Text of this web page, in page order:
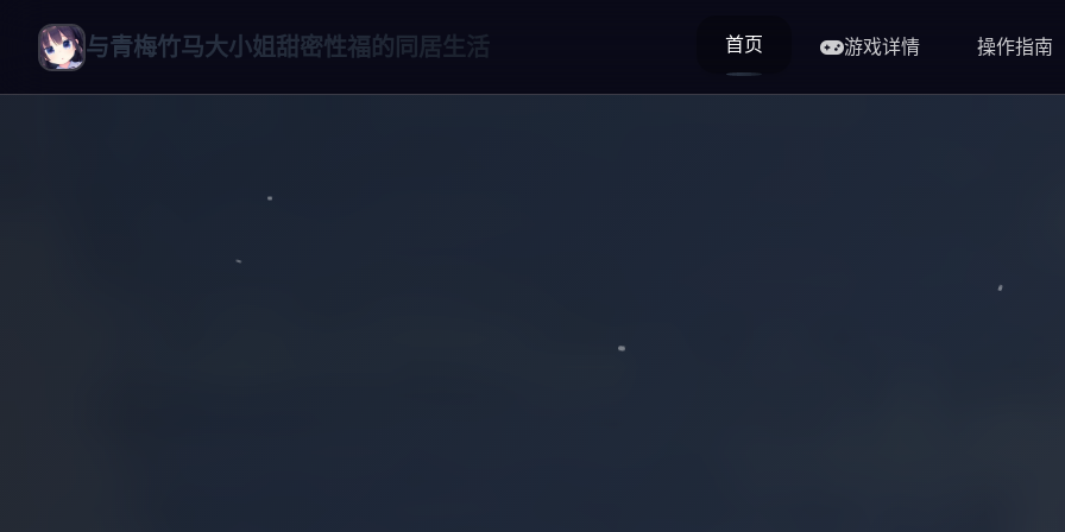
与青梅竹马大小姐甜密性福的同居生活 首页 游戏详情 操作指南